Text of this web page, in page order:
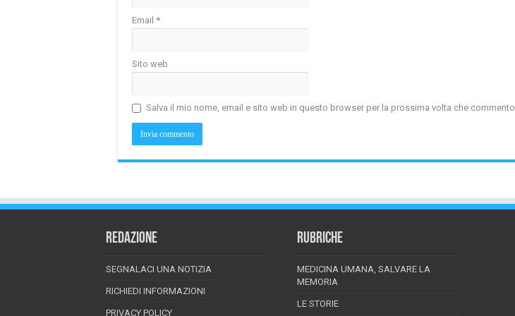
Email *
Sito web
Salva il mio nome, email e sito web in questo browser per la prossima volta che commento.
REDAZIONE
SEGNALACI UNA NOTIZIA
RICHIEDI INFORMAZIONI
PRIVACY POLICY
RUBRICHE
MEDICINA UMANA, SALVARE LA
MEMORIA
LE STORIE